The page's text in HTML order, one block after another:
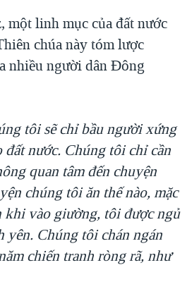
một linh mục của đất nước
chúa này tóm lược
nhiều người dân Đông
tôi sẽ chỉ bầu người xứng
đất nước. Chúng tôi chỉ cần
quan tâm đến chuyện
chúng tôi ăn thế nào, mặc
khi vào giường, tôi được ngủ
yên. Chúng tôi chán ngán
chiến tranh ròng rã, như